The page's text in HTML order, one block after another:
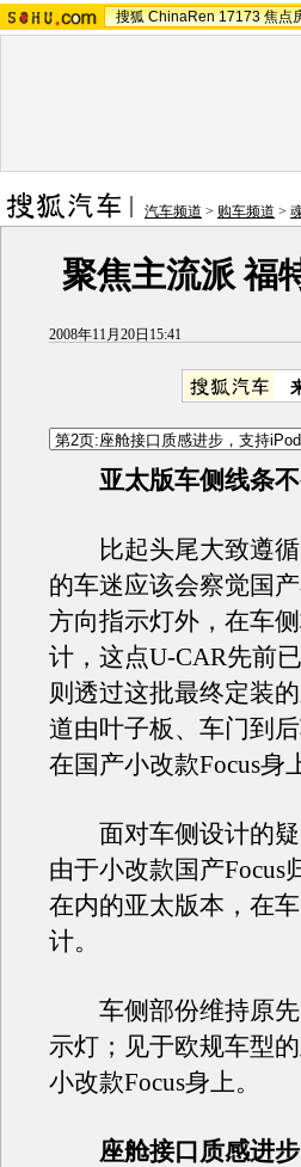
搜狐 ChinaRen 17173 焦点
汽车频道 > 购车频道 >
聚焦主流派 福
2008年11月20日15:41
亚太版车侧线条
比起头尾大致遵循
的车迷应该会察觉国
方向指示灯外，在车
计，这点U-CAR先前
则透过这批最终定装
道由叶子板、车门到
在国产小改款Focus身
面对车侧设计的疑
由于小改款国产
在内的亚太版本，在
计。
车侧部份维持原先
示灯；见于欧规车型
小改款Focus身上。
座舱接口质感进